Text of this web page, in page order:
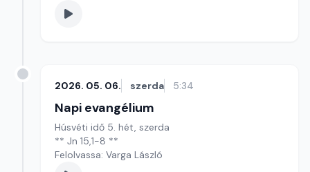
2026. 05. 06. szerda 5:34
Napi evangélium
Húsvéti idő 5. hét, szerda
** Jn 15,1-8 **
Felolvassa: Varga László